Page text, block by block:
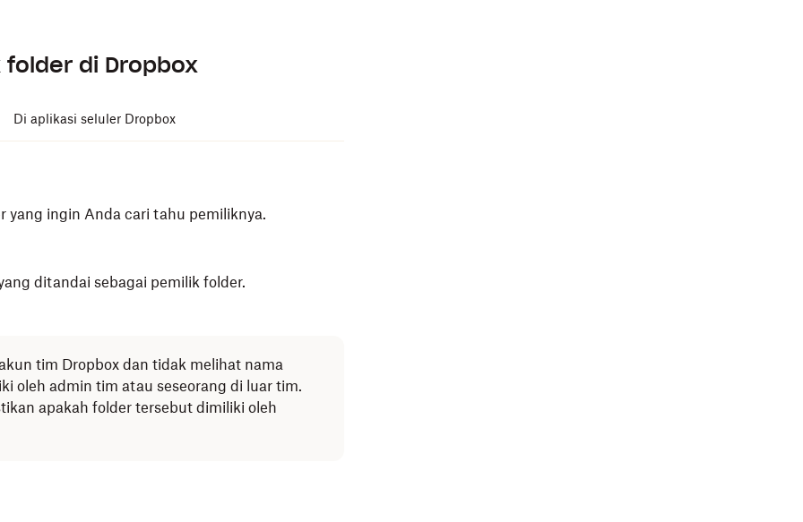
di Dropbox
Di aplikasi seluler Dropbox
yang ingin Anda cari tahu pemiliknya.
ditandai sebagai pemilik folder.
pemiliknya.
(opsi lainnya) di iOS di samping folder yang
tim Dropbox dan tidak melihat nama
oleh admin tim atau seseorang di luar tim.
apakah folder tersebut dimiliki oleh